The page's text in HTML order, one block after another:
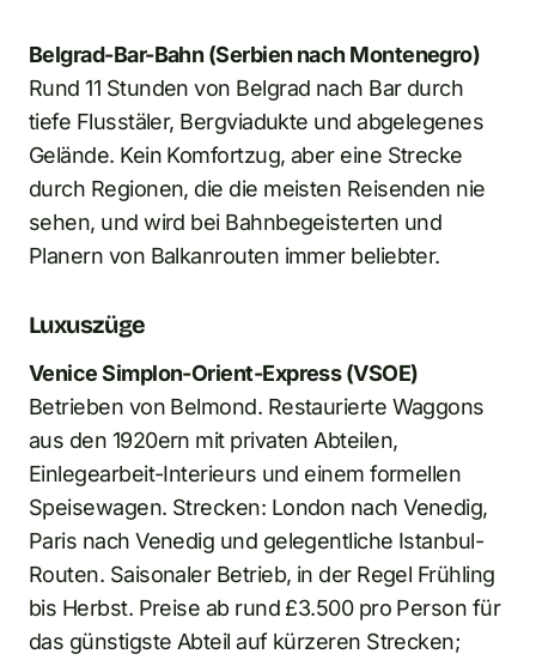
Belgrad-Bar-Bahn (Serbien nach Montenegro)
Rund 11 Stunden von Belgrad nach Bar durch
tiefe Flusstäler, Bergviadukte und abgelegenes
Gelände. Kein Komfortzug, aber eine Strecke
durch Regionen, die die meisten Reisenden nie
sehen, und wird bei Bahnbegeisterten und
Planern von Balkanrouten immer beliebter.
Luxuszüge
Venice Simplon-Orient-Express (VSOE)
Betrieben von Belmond. Restaurierte Waggons
aus den 1920ern mit privaten Abteilen,
Einlegearbeit-Interieurs und einem formellen
Speisewagen. Strecken: London nach Venedig,
Paris nach Venedig und gelegentliche Istanbul-
Routen. Saisonaler Betrieb, in der Regel Frühling
bis Herbst. Preise ab rund £3.500 pro Person für
das günstigste Abteil auf kürzeren Strecken;